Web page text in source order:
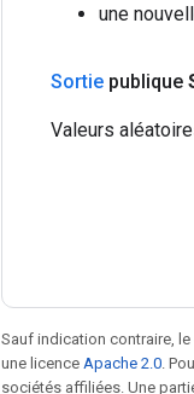
une
Sortie publique
Valeurs
Sauf indication contraire,
une licence Apache 2.0 .
sociétés affiliées. Une